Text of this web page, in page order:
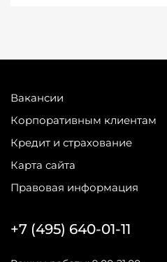
Вакансии
Корпоративным клиентам
Кредит и страхование
Карта сайта
Правовая информация
+7 (495) 640-01-11